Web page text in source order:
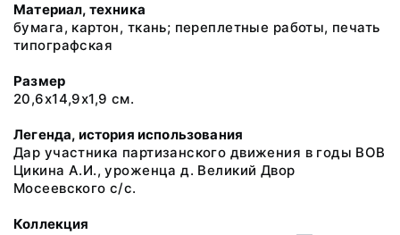
Материал, техника
бумага, картон, ткань; переплетные работы, печать
типографская
Размер
20,6х14,9х1,9 см.
Легенда, история использования
Дар участника партизанского движения в годы ВОВ
Цикина А.И., уроженца д. Великий Двор
Мосеевского с/с.
Коллекция